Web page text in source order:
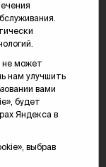
не может
нам улучшить
вами
будет
Яндекса в
выбрав